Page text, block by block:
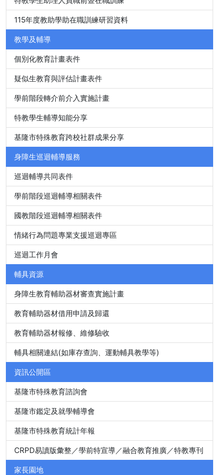
115年度教助學助在職訓練研習資料
教學及輔導
個別化教育計畫表件
疑似生教育與評估計畫表件
學前階段轉介前介入實施計畫
特教學生輔導知能分享
基隆市特殊教育跨校社群成果分享
身障生巡迴輔導服務
巡迴輔導共同表件
學前階段巡迴輔導相關表件
國教階段巡迴輔導相關表件
情緒行為問題專業支援巡迴專區
巡迴工作月會
輔具資源
身障生教育輔助器材審查實施計畫
教育輔助器材借用申請及歸還
教育輔助器材報修、維修驗收
輔具相關連結(如庫存查詢、運動輔具教學等)
資訊公開區
基隆市特殊教育諮詢會
基隆市鑑定及就學輔導會
基隆市特殊教育統計年報
CRPD易讀版彙整／學前特宣導／融合教育推廣／特教專刊
家長園地